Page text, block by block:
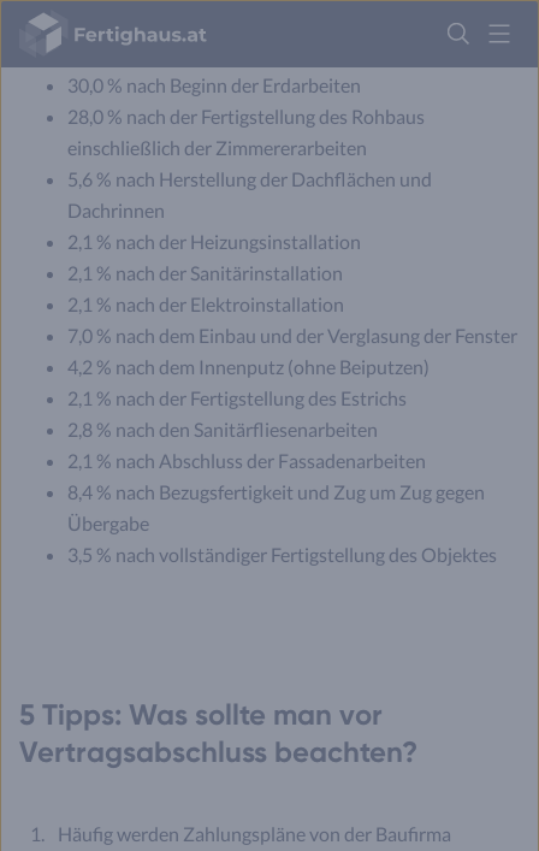
Fertighaus
Logo
Anmelden
herunterbrechen:
30,0 % nach Beginn der Erdarbeiten
28,0 % nach der Fertigstellung des Rohbaus
einschließlich der Zimmererarbeiten
5,6 % nach Herstellung der Dachflächen und
Dachrinnen
2,1 % nach der Heizungsinstallation
2,1 % nach der Sanitärinstallation
2,1 % nach der Elektroinstallation
7,0 % nach dem Einbau und der Verglasung der Fenster
4,2 % nach dem Innenputz (ohne Beiputzen)
2,1 % nach der Fertigstellung des Estrichs
2,8 % nach den Sanitärfliesenarbeiten
2,1 % nach Abschluss der Fassadenarbeiten
8,4 % nach Bezugsfertigkeit und Zug um Zug gegen
Übergabe
3,5 % nach vollständiger Fertigstellung des Objektes
5 Tipps: Was sollte man vor
Vertragsabschluss beachten?
Häufig werden Zahlungspläne von der Baufirma